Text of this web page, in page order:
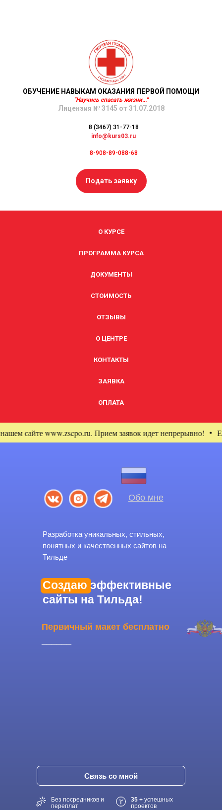
ОБУЧЕНИЕ НАВЫКАМ ОКАЗАНИЯ ПЕРВОЙ ПОМОЩИ
"Научись спасать жизни..."
Лицензия № 3145 от 31.07.2018
8 (3467) 31-77-18
info@kurs03.ru
8-908-89-088-68
Подать заявку
О КУРСЕ
ПРОГРАММА КУРСА
ДОКУМЕНТЫ
СТОИМОСТЬ
ОТЗЫВЫ
О ЦЕНТРЕ
КОНТАКТЫ
ЗАЯВКА
ОПЛАТА
www.zscpo.ru. Прием заявок идет непрерывно! Еще
Разработка уникальных, стильных,
понятных и качественных сайтов на
Тильде
Создаю эффективные
сайты на Тильда!
Связь со мной
Без посредников и
переплат
35 + успешных
проектов
Обо мне
Первичный макет бесплатно